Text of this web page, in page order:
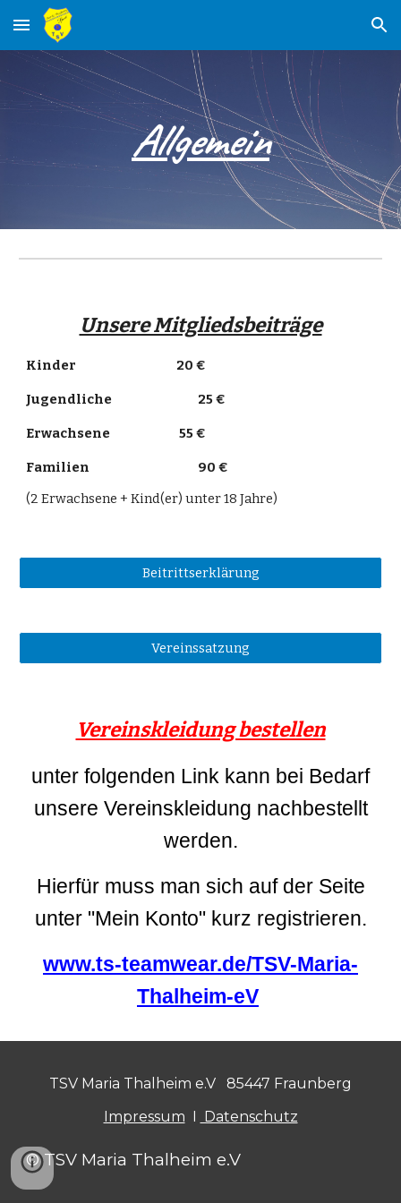
Skip to main content Skip to navigation
Allgemein
Unsere Mitgliedsbeiträge
Kinder 20 €
Jugendliche 25 €
Erwachsene 55 €
Familien
90 €
(2 Erwachsene + Kind(er) unter 18 Jahre)
Beitrittserklärung
Vereinssatzung
Vereinskleidung bestellen
unter folgenden Link kann bei Bedarf
unsere Vereinskleidung nachbestellt
werden.
Hierfür muss man sich auf der Seite
unter "Mein Konto" kurz registrieren.
www.ts-teamwear.de/TSV-Maria-
Thalheim-eV
TSV Maria Thalheim e.V 85447 Fraunberg
Impressum I Datenschutz
© TSV Maria Thalheim e.V